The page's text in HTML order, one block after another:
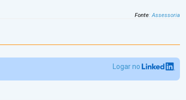
Fonte:Assessoria
Logar no